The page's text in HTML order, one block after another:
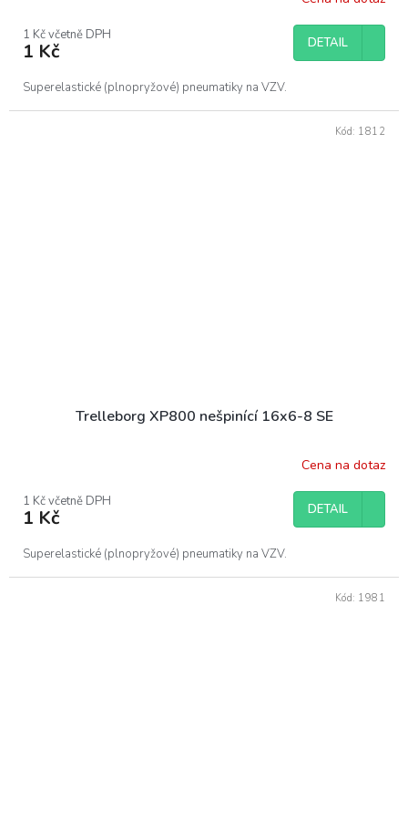
1 Kč včetně DPH
1 Kč DETAIL
Superelastické (plnopryžové) pneumatiky na VZV.
Trelleborg XP800 nešpinící 16x6-8 SE
Cena na dotaz
1 Kč včetně DPH
1 Kč DETAIL
Superelastické (plnopryžové) pneumatiky na VZV.
Kód: 1812
Kód: 1981